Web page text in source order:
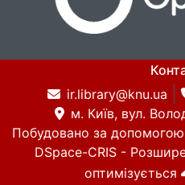
ir.library@knu.ua
м. Київ, вул.
Побудовано за допомогою
DSpace-CRIS -
оптимізується